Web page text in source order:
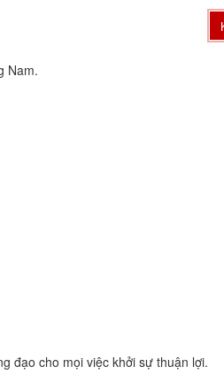
Nam.
đạo cho mọi việc khởi sự thuận lợi.